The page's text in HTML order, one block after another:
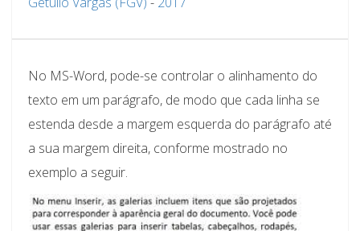
No MS-Word, pode-se controlar o alinhamento do
texto em um parágrafo, de modo que cada linha se
estenda desde a margem esquerda do parágrafo até
a sua margem direita, conforme mostrado no
exemplo a seguir.